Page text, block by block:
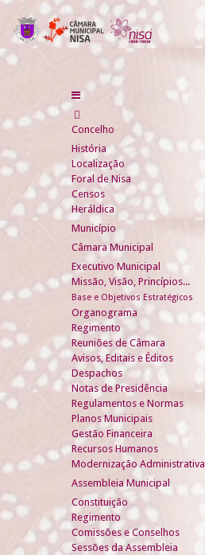
Concelho
História
Localização
Foral de Nisa
Censos
Heráldica
Município
Câmara Municipal
Executivo Municipal
Missão, Visão, Princípios...
Base e Objetivos Estratégicos
Organograma
Regimento
Reuniões de Câmara
Avisos, Editais e Éditos
Despachos
Notas de Presidência
Regulamentos e Normas
Planos Municipais
Gestão Financeira
Recursos Humanos
Modernização Administrativa
Assembleia Municipal
Constituição
Regimento
Comissões e Conselhos
Sessões da Assembleia